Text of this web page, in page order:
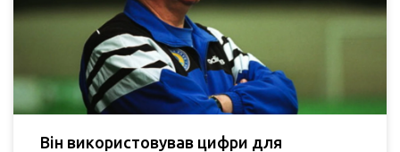
Він використовував цифри для